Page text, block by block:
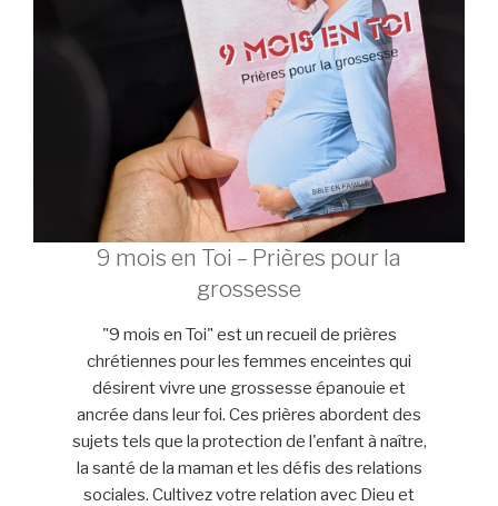
9 mois en Toi – Prières pour la
grossesse
"9 mois en Toi" est un recueil de prières
chrétiennes pour les femmes enceintes qui
désirent vivre une grossesse épanouie et
ancrée dans leur foi. Ces prières abordent des
sujets tels que la protection de l'enfant à naître,
la santé de la maman et les défis des relations
sociales. Cultivez votre relation avec Dieu et